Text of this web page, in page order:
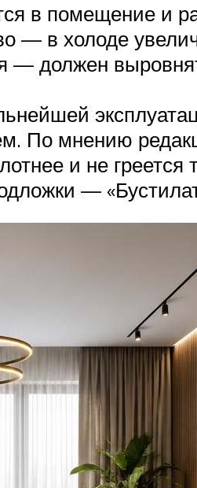
в помещение и
— в холоде
— должен
По мнению
и не
—